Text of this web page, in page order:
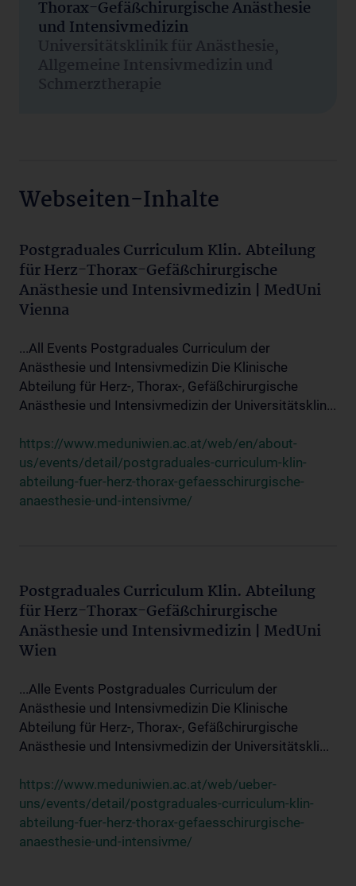
Thorax-Gefäßchirurgische Anästhesie
und Intensivmedizin
Universitätsklinik für Anästhesie,
Allgemeine Intensivmedizin und
Schmerztherapie
Webseiten-Inhalte
Postgraduales Curriculum Klin. Abteilung
für Herz-Thorax-Gefäßchirurgische
Anästhesie und Intensivmedizin | MedUni
Vienna
...All Events Postgraduales Curriculum der
Anästhesie und Intensivmedizin Die Klinische
Abteilung für Herz-, Thorax-, Gefäßchirurgische
Anästhesie und Intensivmedizin der Universitätsklin...
https://www.meduniwien.ac.at/web/en/about-
us/events/detail/postgraduales-curriculum-klin-
abteilung-fuer-herz-thorax-gefaesschirurgische-
anaesthesie-und-intensivme/
Postgraduales Curriculum Klin. Abteilung
für Herz-Thorax-Gefäßchirurgische
Anästhesie und Intensivmedizin | MedUni
Wien
...Alle Events Postgraduales Curriculum der
Anästhesie und Intensivmedizin Die Klinische
Abteilung für Herz-, Thorax-, Gefäßchirurgische
Anästhesie und Intensivmedizin der Universitätskli...
https://www.meduniwien.ac.at/web/ueber-
uns/events/detail/postgraduales-curriculum-klin-
abteilung-fuer-herz-thorax-gefaesschirurgische-
anaesthesie-und-intensivme/